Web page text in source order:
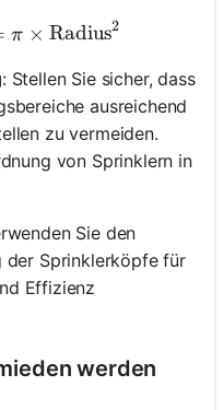
Area} =
π × Radius2
: Stellen Sie sicher, dass
ausreichend
zu vermeiden.
von Sprinklern in
Sie den
der Sprinklerköpfe für
Effizienz
werden